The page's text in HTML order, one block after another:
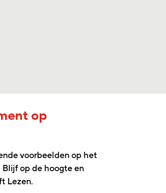
op
voorbeelden op het
op de hoogte en
Lezen.